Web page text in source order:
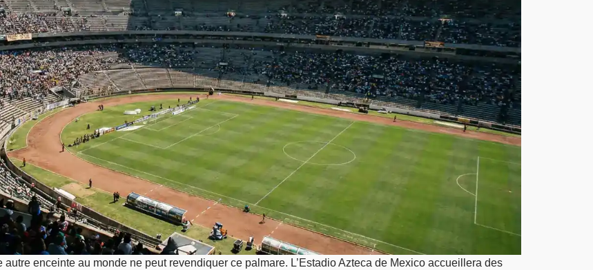
enceinte au monde ne peut revendiquer ce palmare. L’Estadio Azteca de Mexico accueillera des